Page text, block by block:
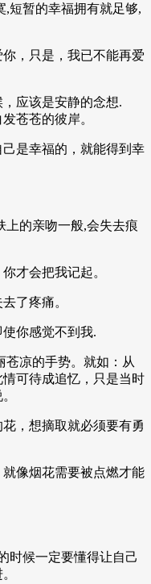
,短暂的幸福拥有就足够,
，只是，我已不能再爱
应该是安静的念想.
苍苍的彼岸。
是幸福的，就能得到幸
上的亲吻一般,会失去痕
才会把我记起。
了疼痛。
你感觉不到我.
苍凉的手势。就如：从
可待成追忆，只是当时
，想摘取就必须要有勇
像烟花需要被点燃才能
时候一定要懂得让自己